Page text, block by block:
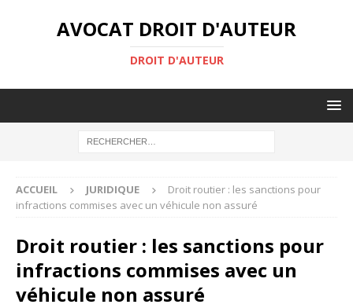
AVOCAT DROIT D'AUTEUR
DROIT D'AUTEUR
ACCUEIL JURIDIQUE
Droit routier : les sanctions pour
infractions commises avec un véhicule non assuré
Droit routier : les sanctions pour
infractions commises avec un
véhicule non assuré